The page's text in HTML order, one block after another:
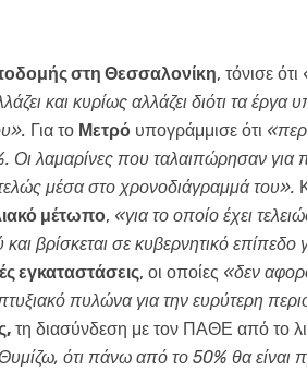
στη Θεσσαλονίκη, τόνισε ότι
και κυρίως αλλάζει διότι τα
Για το Μετρό υπογράμμισε ότι
λαμαρίνες που ταλαιπώρησαν για
μέσα στο χρονοδιάγραμμά του».
μέτωπο, «για το οποίο έχει
βρίσκεται σε κυβερνητικό
εγκαταστάσεις, οι οποίες «δεν
πυλώνα για την ευρύτερη
τη διασύνδεση με τον ΠΑΘΕ από το
ότι πάνω από το 50% θα